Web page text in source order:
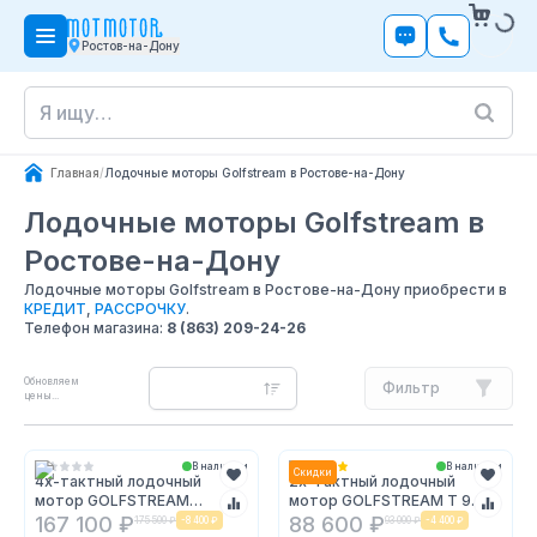
Ростов-на-Дону
Главная/Лодочные моторы Golfstream в Ростове-на-Дону
Лодочные моторы Golfstream в
Ростове-на-Дону
Лодочные моторы Golfstream в Ростове-на-Дону приобрести в
КРЕДИТ, РАССРОЧКУ.
Телефон магазина: 8 (863) 209-24-26
Обновляем
цены...
Фильтр
В наличии
4х-тактный лодочный
мотор GOLFSTREAM
F9.9ABMS Enduro
167 100 ₽175 500 ₽ -8 400 ₽
Скидки В наличии
2х-тактный лодочный
мотор GOLFSTREAM T 9.9
BMS
88 600 ₽93 000 ₽ -4 400 ₽